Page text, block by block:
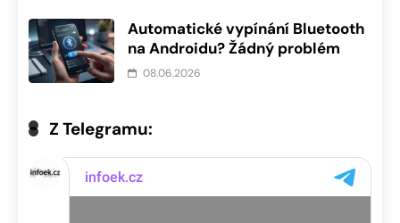
Automatické vypínání Bluetooth
na Androidu? Žádný problém
08.06.2026
Z Telegramu: